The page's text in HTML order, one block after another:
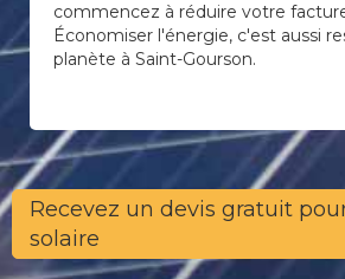
commencez à réduire votre
Économiser l'énergie, c'est aussi
planète à Saint-Gourson.
Recevez un devis gratuit
solaire